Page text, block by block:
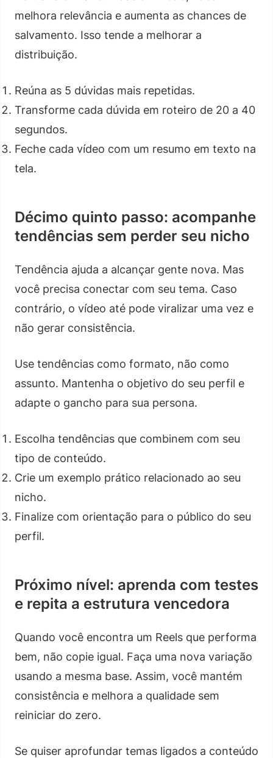
melhora relevância e aumenta as chances de
salvamento. Isso tende a melhorar a
distribuição.
Reúna as 5 dúvidas mais repetidas.
Transforme cada dúvida em roteiro de 20 a 40
segundos.
Feche cada vídeo com um resumo em texto na
tela.
Décimo quinto passo: acompanhe
tendências sem perder seu nicho
Tendência ajuda a alcançar gente nova. Mas
você precisa conectar com seu tema. Caso
contrário, o vídeo até pode viralizar uma vez e
não gerar consistência.
Use tendências como formato, não como
assunto. Mantenha o objetivo do seu perfil e
adapte o gancho para sua persona.
Escolha tendências que combinem com seu
tipo de conteúdo.
Crie um exemplo prático relacionado ao seu
nicho.
Finalize com orientação para o público do seu
perfil.
Próximo nível: aprenda com testes
e repita a estrutura vencedora
Quando você encontra um Reels que performa
bem, não copie igual. Faça uma nova variação
usando a mesma base. Assim, você mantém
consistência e melhora a qualidade sem
reiniciar do zero.
Se quiser aprofundar temas ligados a conteúdo